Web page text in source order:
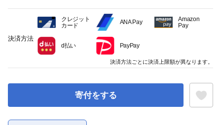
寄付をする
決済方法
クレジット
カード
ANA Pay
Amazon
Pay
d払い PayPay
決済方法ごとに決済上限額が異なります。